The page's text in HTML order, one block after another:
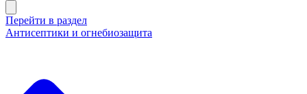
Перейти в раздел
Антисептики и огнебиозащита